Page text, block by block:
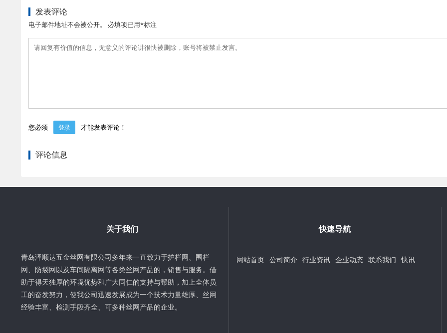
发表评论
电子邮件地址不会被公开。 必填项已用*标注
您必须 登录 才能发表评论！
评论信息
关于我们
青岛泽顺达五金丝网有限公司多年来一直致力于护栏网、围栏
网、防裂网以及车间隔离网等各类丝网产品的，销售与服务。借
助于得天独厚的环境优势和广大同仁的支持与帮助，加上全体员
工的奋发努力，使我公司迅速发展成为一个技术力量雄厚、丝网
经验丰富、检测手段齐全、可多种丝网产品的企业。
快速导航
网站首页 公司简介 行业资讯 企业动态 联系我们 快讯